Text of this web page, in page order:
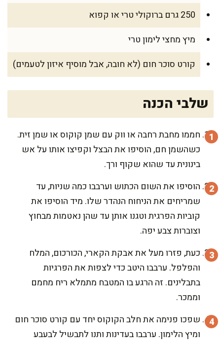
250 גרם ברוקולי טרי או קפוא
מיץ מחצי לימון טרי
קורט סוכר חום (לא חובה, אבל מוסיף איזון לטעמים)
שלבי הכנה
חממו מחבת רחבה או ווק עם שמן קוקוס או שמן זית.
כשהשמן חם, הוסיפו את הבצל וקפיצו אותו על אש
בינונית עד שהוא שקוף ורך.
הוסיפו את השום הכתוש וערבבו כמה שניות, עד
שמריחים את הניחוח הנהדר שלו. מיד הוסיפו את
קוביות הפרגית וטגנו אותן עד שהן נאטמות מבחוץ
וצוברות צבע יפה.
כעת, פזרו מעל את אבקת הקארי, הכורכום, המלח
והפלפל. ערבבו היטב כדי לצפות את הפרגיות
בתבלינים. זה הרגע בו המטבח מתמלא ריח מחמם
וממכר.
שפכו פנימה את חלב הקוקוס יחד עם קורט סוכר חום
ומיץ הלימון. ערבבו בעדינות ותנו לתבשיל לבעבע